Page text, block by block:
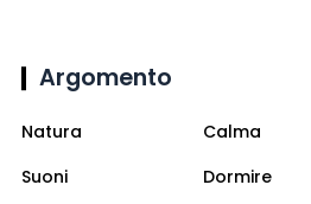
Argomento
Natura
Calma
Suoni
Dormire